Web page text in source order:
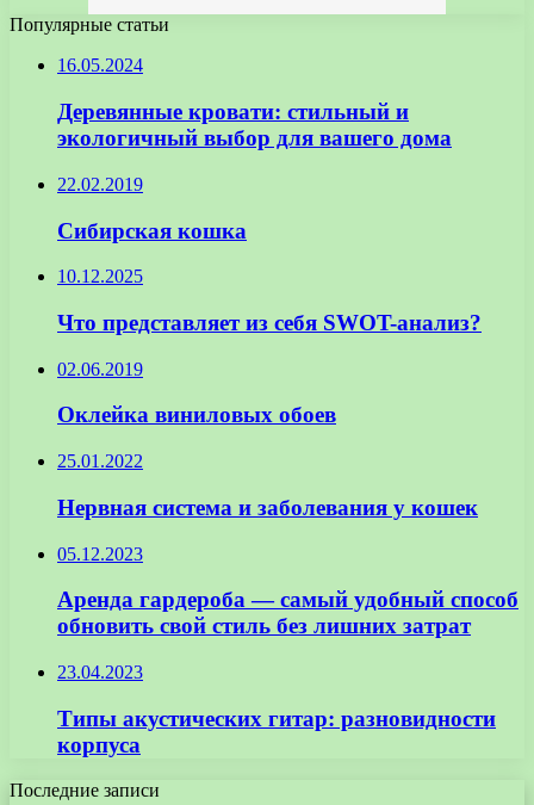
Популярные статьи
16.05.2024
Деревянные кровати: стильный и
экологичный выбор для вашего дома
22.02.2019
Сибирская кошка
10.12.2025
Что представляет из себя SWOT-анализ?
02.06.2019
Оклейка виниловых обоев
25.01.2022
Нервная система и заболевания у кошек
05.12.2023
Аренда гардероба — самый удобный способ
обновить свой стиль без лишних затрат
23.04.2023
Типы акустических гитар: разновидности
корпуса
Последние записи